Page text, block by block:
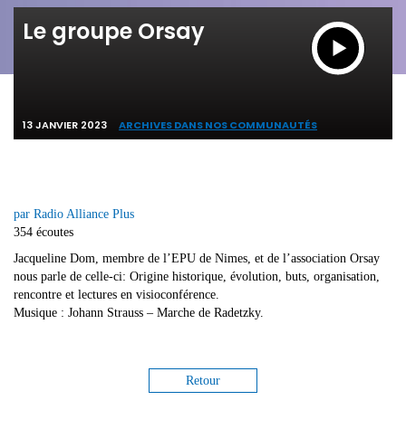
Le groupe Orsay
13 JANVIER 2023 ARCHIVES DANS NOS COMMUNAUTÉS
par Radio Alliance Plus
354 écoutes
Jacqueline Dom, membre de l’EPU de Nimes, et de l’association Orsay
nous parle de celle-ci: Origine historique, évolution, buts, organisation,
rencontre et lectures en visioconférence.
Musique : Johann Strauss – Marche de Radetzky.
Retour